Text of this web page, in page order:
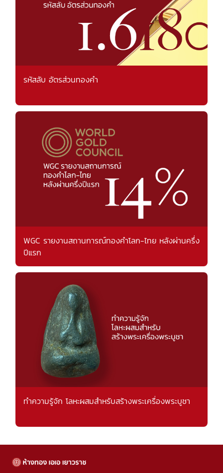
รหัสลับ อัตรส่วนทองคำ
WGC รายงานสถานการณ์ทองคำโลก-ไทย หลังผ่านครึ่ง
ปีแรก
ทำความรู้จัก โลหะผสมสำหรับสร้างพระเครื่องพระบูชา